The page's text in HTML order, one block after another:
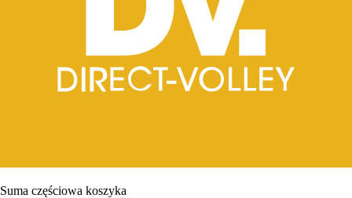
Suma częściowa koszyka